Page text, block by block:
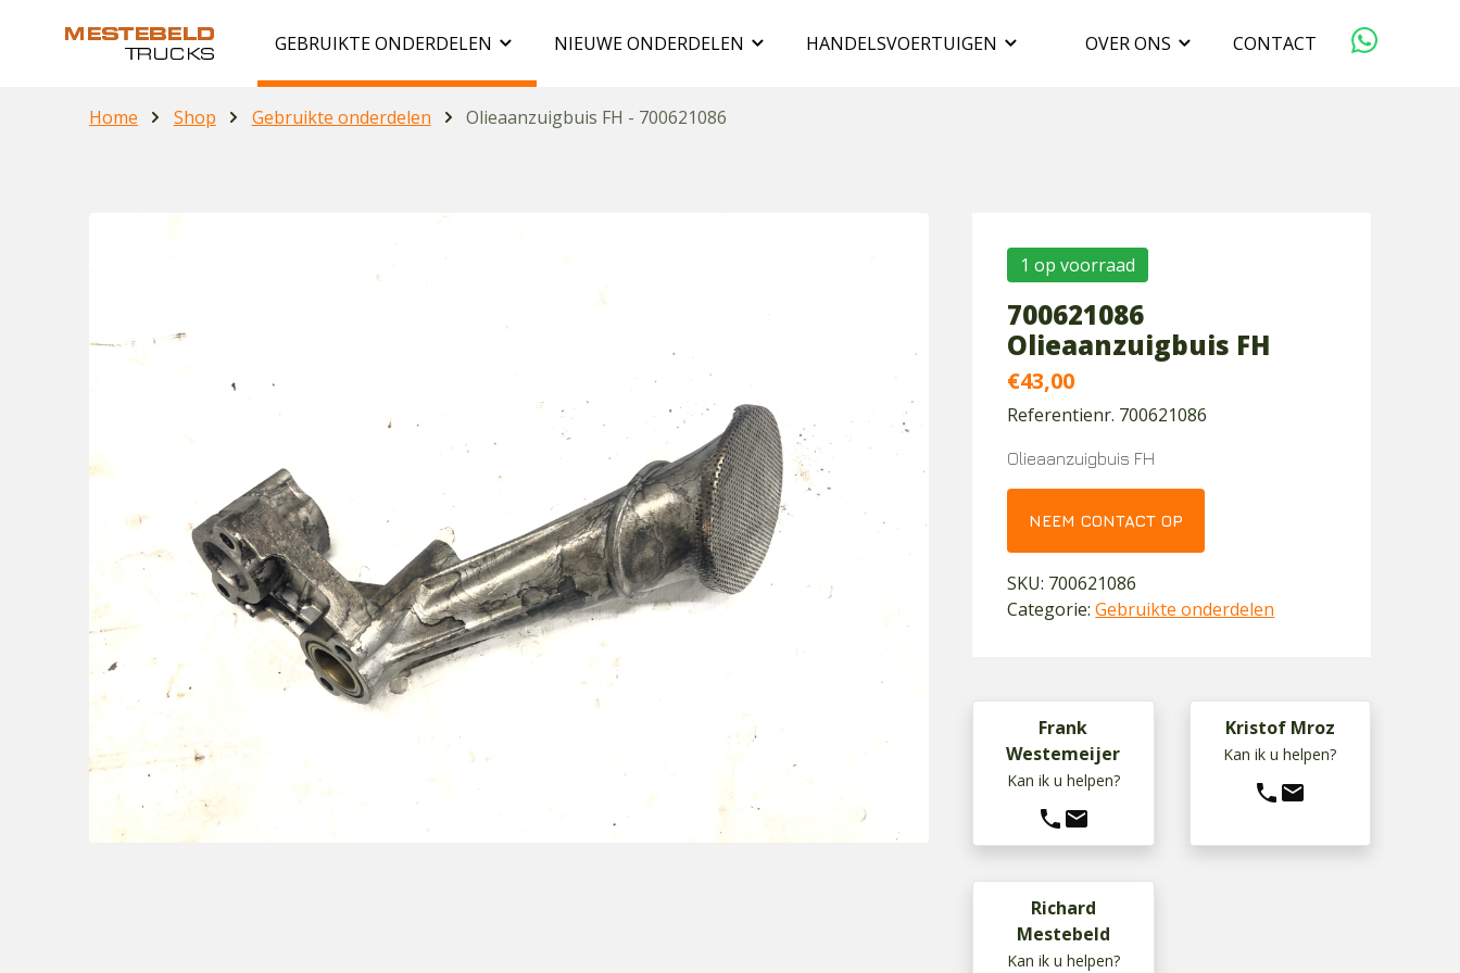
GEBRUIKTE ONDERDELEN NIEUWE ONDERDELEN HANDELSVOERTUIGEN OVER ONS
DUURZAAMHEID
WERKEN BIJ
CONTACT
Home Shop Gebruikte onderdelen Olieaanzuigbuis FH - 700621086
1 op voorraad
700621086
Olieaanzuigbuis FH
€43,00
Referentienr. 700621086
Olieaanzuigbuis FH
NEEM CONTACT OP
SKU: 700621086
Categorie:Gebruikte onderdelen
Frank
Westemeijer
Kan ik u helpen?
phone mail
Kristof Mroz
Kan ik u helpen?
phone mail
Richard
Mestebeld
Kan ik u helpen?